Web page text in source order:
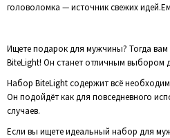
головоломка — источник свежих
Ищете подарок для мужчины? Тогда
BiteLight! Он станет отличным выбором
Набор BiteLight содержит всё
Он подойдёт как для повседневного
случаев.
Если вы ищете идеальный набор для